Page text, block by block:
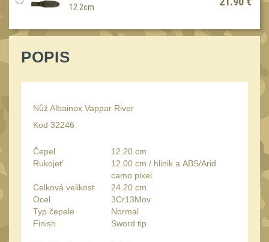
Pouzdra a kapsy na
Pouzdra na svítilny
Cestovné púzdra29
Peněženky
Doplňky
vycpávky10
Karabiny a přezky
Kroužky, šňůrky,
12.2cm
POPIS
Nůž Albainox Vappar River
Kod 32246
Čepel
12.20 cm
Rukojet'
12.00 cm / hlinik a ABS/Arid
camo pixel
Celková velikost
24.20 cm
Ocel
3Cr13Mov
Typ čepele
Normal
Finish
Sword tip